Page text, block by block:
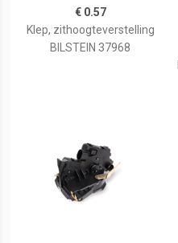
€ 0.57
Klep, zithoogteverstelling
BILSTEIN 37968